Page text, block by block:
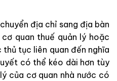
địa chỉ sang địa bàn
quan thuế quản lý hoặc
tục liên quan đến nghĩa
có thể kéo dài hơn tùy
của cơ quan nhà nước có